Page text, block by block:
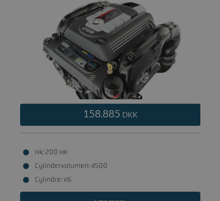
158.885 DKK
Hk: 200 HK
Cylindervolumen: 4500
Cylindre: V6